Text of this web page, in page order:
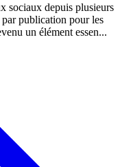
sociaux depuis plusieurs
publication pour les
un élément essen...